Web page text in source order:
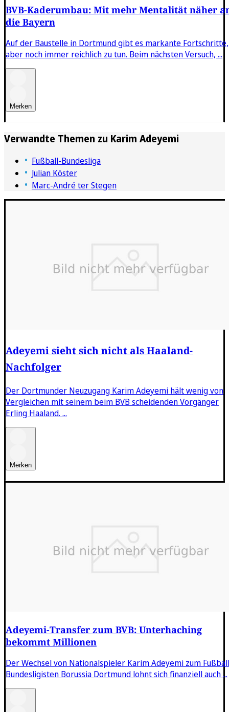
BVB-Kaderumbau: Mit mehr Mentalität näher
die Bayern
Auf der Baustelle in Dortmund gibt es markante Fortschritte,
aber noch immer reichlich zu tun. Beim nächsten Versuch, ...
Merken
Verwandte Themen zu Karim Adeyemi
Fußball-Bundesliga
Julian Köster
Marc-André ter Stegen
Adeyemi sieht sich nicht als Haaland-
Nachfolger
Der Dortmunder Neuzugang Karim Adeyemi hält wenig von
Vergleichen mit seinem beim BVB scheidenden Vorgänger
Erling Haaland. ...
Merken
Adeyemi-Transfer zum BVB: Unterhaching
bekommt Millionen
Der Wechsel von Nationalspieler Karim Adeyemi zum
Bundesligisten Borussia Dortmund lohnt sich finanziell auch ...